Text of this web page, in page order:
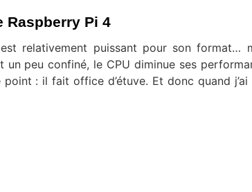
Raspberry Pi 4
relativement puissant pour son format…
un peu confiné, le CPU diminue ses
: il fait office d’étuve. Et donc quand j’ai